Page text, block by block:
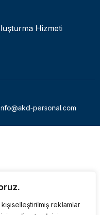
reklamlar
Hizmeti
personal.com